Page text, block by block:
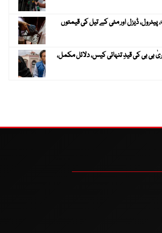
پیٹرول، ڈیزل اور مٹی کے تیل کی قیمتوں
بی بی کی قیدِ تنہائی کیس، دلائل مکمل،